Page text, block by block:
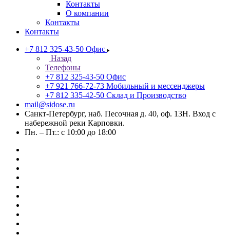
Контакты
О компании
Контакты
Контакты
+7 812 325-43-50 Офис
Назад
Телефоны
+7 812 325-43-50 Офис
+7 921 766-72-73 Мобильный и мессенджеры
+7 812 335-42-50 Склад и Производство
mail@sidose.ru
Санкт-Петербург, наб. Песочная д. 40, оф. 13Н. Вход с
набережной реки Карповки.
Пн. – Пт.: с 10:00 до 18:00